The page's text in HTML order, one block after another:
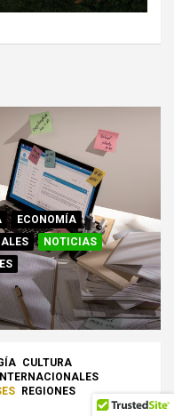
ECONOMÍA
NOTICIAS
CULTURA
INTERNACIONALES
REGIONES